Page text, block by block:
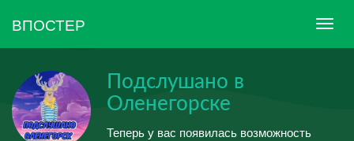
ВПОСТЕР
Подслушано в
Оленегорске
Теперь у вас появилась возможность